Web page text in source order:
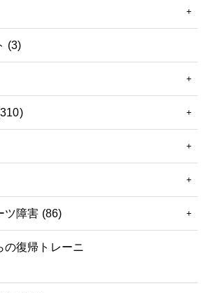
(3)
ツ障害 (86)
の復帰トレーニ